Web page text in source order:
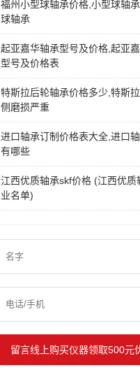
福州小型球轴承价格,小型球轴
球轴承
起亚嘉华轴承型号及价格,起亚
型号及价格表
特斯拉后轮轴承价格多少,特斯
侧磨损严重
进口轴承订制价格表大全,进口
有哪些
江西优质轴承skf价格 (江西优质
业名单)